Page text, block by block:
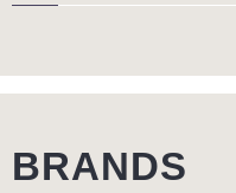
BRANDS